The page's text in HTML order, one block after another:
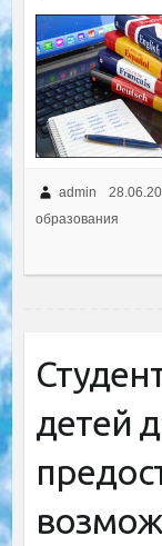
admin
образования
детей